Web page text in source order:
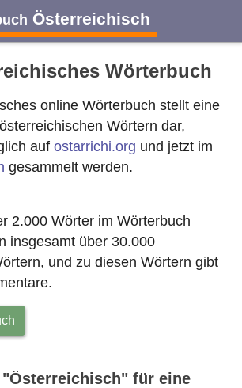
Österreichisch
D E F G H
V W X Y
Wörterbuch
online Wörterbuch stellt eine
Wörtern dar,
auf ostarrichi.org und jetzt im
gesammelt werden.
2.000 Wörter im Wörterbuch
insgesamt über 30.000
und zu diesen Wörtern gibt
für eine